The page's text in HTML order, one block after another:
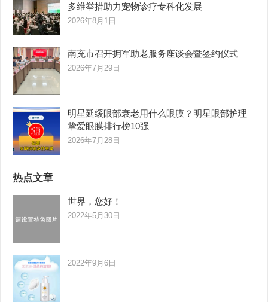
多维举措助力宠物诊疗专科化发展
2026年8月1日
南充市召开拥军助老服务座谈会暨签约仪式
2026年7月29日
明星延缓眼部衰老用什么眼膜？明星眼部护理
挚爱眼膜排行榜10强
2026年7月28日
热点文章
世界，您好！
2022年5月30日
2022年9月6日